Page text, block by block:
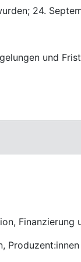
24.
und
Finanzierung